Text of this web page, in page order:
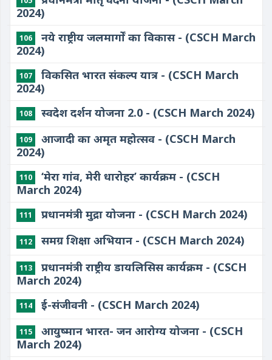
2024)
106
नये राष्ट्रीय जलमार्गों का विकास - (CSCH March
2024)
107
विकसित भारत संकल्प यात्र - (CSCH March
2024)
108 स्वदेश दर्शन योजना 2.0 - (CSCH March 2024)
109
आजादी का अमृत महोत्सव - (CSCH March
2024)
110
‘मेरा गांव, मेरी धारोहर’ कार्यक्रम - (CSCH
March 2024)
111 प्रधानमंत्री मुद्रा योजना - (CSCH March 2024)
112 समग्र शिक्षा अभियान - (CSCH March 2024)
113
प्रधानमंत्री राष्ट्रीय डायलिसिस कार्यक्रम - (CSCH
March 2024)
114 ई-संजीवनी - (CSCH March 2024)
115
आयुष्मान भारत- जन आरोग्य योजना - (CSCH
March 2024)